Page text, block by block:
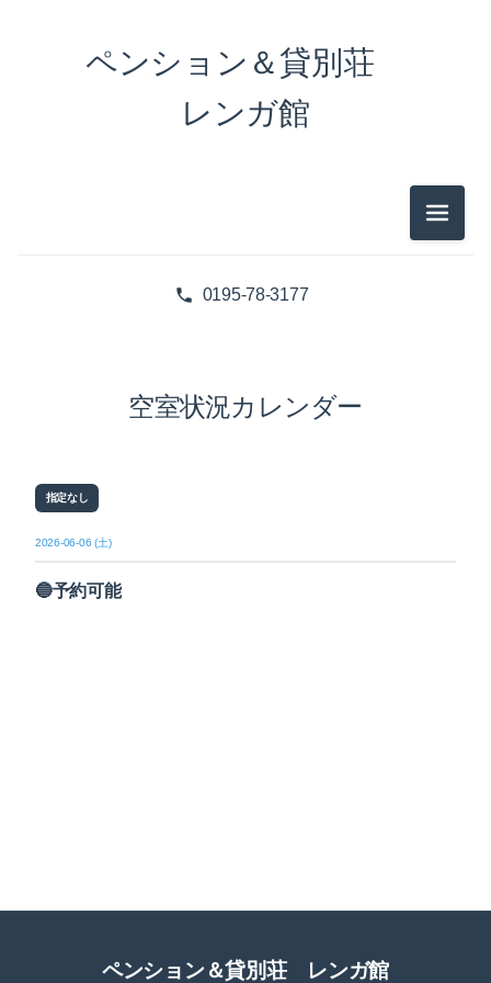
0195-78-3177
ペンション＆貸別荘
レンガ館
メニュ
空室状況カレンダー
指定なし
2026-06-06 (土)
🔵予約可能
ペンション＆貸別荘 レンガ館